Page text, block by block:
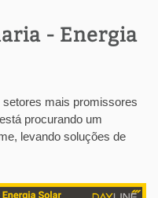
- Energia
mais promissores
procurando um
levando soluções de